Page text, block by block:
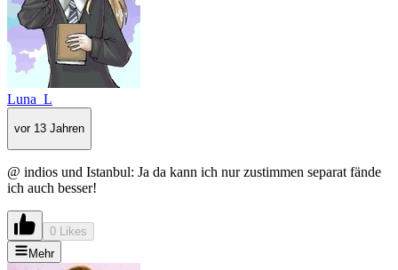
Luna_L
vor 13 Jahren
@ indios und Istanbul: Ja da kann ich nur zustimmen separat fände
ich auch besser!
0 Likes
Mehr